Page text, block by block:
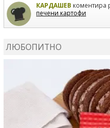
КАРДАШЕВ коментира
печени картофи
ЛЮБОПИТНО